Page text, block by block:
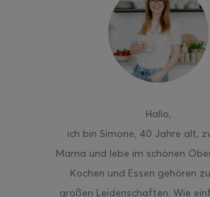
Hallo,
ich bin Simone, 40 Jahre alt,
Mama und lebe im schönen
Kochen und Essen gehören
großen Leidenschaften. Wie